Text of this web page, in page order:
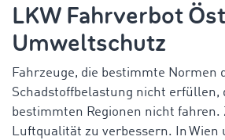
LKW Fahrverbot
Umweltschutz
Fahrzeuge, die bestimmte Normen
Schadstoffbelastung nicht erfüllen,
bestimmten Regionen nicht fahren.
Luftqualität zu verbessern. In Wien